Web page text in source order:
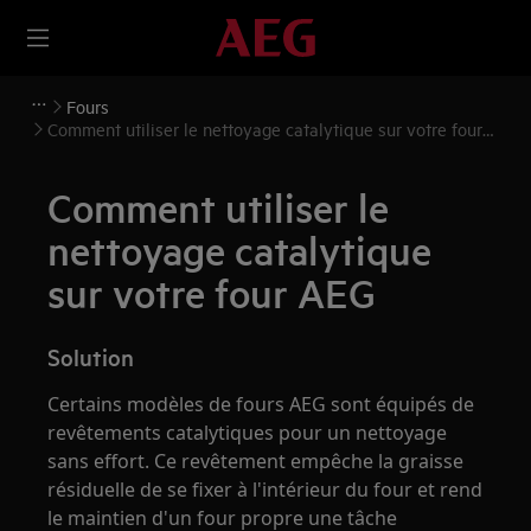
Fours
Comment utiliser le nettoyage catalytique sur votre four
Comment utiliser le
nettoyage catalytique
sur votre four AEG
Solution
Certains modèles de fours AEG sont équipés de
revêtements catalytiques pour un nettoyage
sans effort. Ce revêtement empêche la graisse
résiduelle de se fixer à l'intérieur du four et rend
le maintien d'un four propre une tâche